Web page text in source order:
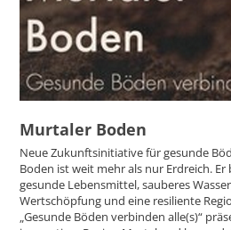
Murtaler Boden
Neue Zukunftsinitiative für gesunde
Boden ist weit mehr als nur Erdreich.
gesunde Lebensmittel, sauberes
Wertschöpfung und eine resiliente
„Gesunde Böden verbinden alle(s)“